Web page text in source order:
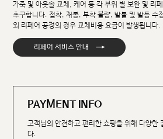
가죽 및 아웃솔 교체, 케어 등 각 부위 별 보완 및 리
추구합니다. 접착, 재봉, 부착 불량, 발볼 및 발등 수
외 리페어 공정의 경우 교체비용 요금이 발생됩니다.
리페어 서비스 안내 →
PAYMENT INFO
고객님의 안전하고 편리한 쇼핑을 위해 다양한
다.